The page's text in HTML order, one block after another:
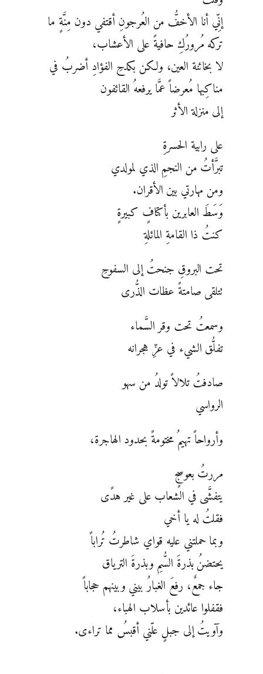
إنِّي أنا الأخفُّ من العُرجونِ أقتفي دون مِنَّةٍ ما
تركه مُرورُكِ حافيةً على الأعشاب،
لا بخائنة العين، ولكن بكدحِ الفؤادِ أضربُ في
مناكِبها مُعرضاً عمَّا يرفعهُ القائفون
إلى منزلة الأثر
على رابية الحسرةِ
تبرَّأتُ من النجمِ الذي لمولدي
ومن مهارتي بين الأقران.
وَسَطَ العابرين بأكتافٍ كبيرةٍ
كنتُ ذا القامةِ المائلةِ
تحت البروقِ جنحتُ إلى السفوحِ
تتلقى صامتةً عظات الذُّرى
وسمعتُ تحت وقر السَّماء
تفلُّق الشيء في عزِّ هجرانه
صادفتُ تلالاً تولدُ من سهو
الرواسي
وأرواحاً تهيمُ مختومةً بحدود الهاجرة،
مررتُ بعوسجٍ
يتفشَّى في الشعاب على غير هدًى
فقلتُ له يا أخي
وبما حملتني عليه قواي شاطرتُ تُراباً
يحتضنُ بذرةَ السُّمِ وبذرةَ الترياق
جاء جمعٌ، رفعَ الغبارُ بيني وبينهم حجاباً
فقفلوا عائدين بأسلاب الهباء،
وآويتُ إلى جبلٍ علّني أقبسُ مما تراءى.